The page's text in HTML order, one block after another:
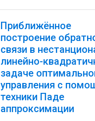
Приближённое
построение
связи в
линейно-
задаче
управления с
техники Паде
аппроксимации